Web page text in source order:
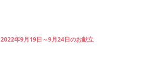
2022年9月19日～9月24日のお献立